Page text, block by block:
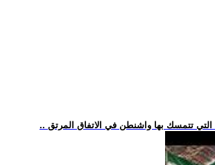
التي تتمسك بها واشنطن في الاتفاق المرتق